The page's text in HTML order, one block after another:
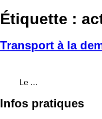
Étiquette :
Transport à la
Le …
Infos pratiques